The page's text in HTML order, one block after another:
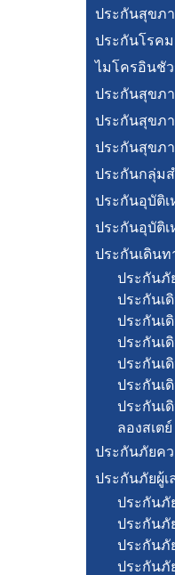
ประกันสุขภ
ประกันโรคม
ไมโครอินชั
ประกันสุขภ
ประกันสุขภ
ประกันสุขภ
ประกันกลุ่ม
ประกันอุบัติเ
ประกันอุบัติเ
ประกันเดินท
ประกันภั
ประกันเ
ประกันเ
ประกันเ
ประกันเ
ประกันเ
ประกันเ
ลองสเตย์
ประกันภัยค
ประกันภัยผู้เ
ประกันภั
ประกันภั
ประกันภั
ประกันภั